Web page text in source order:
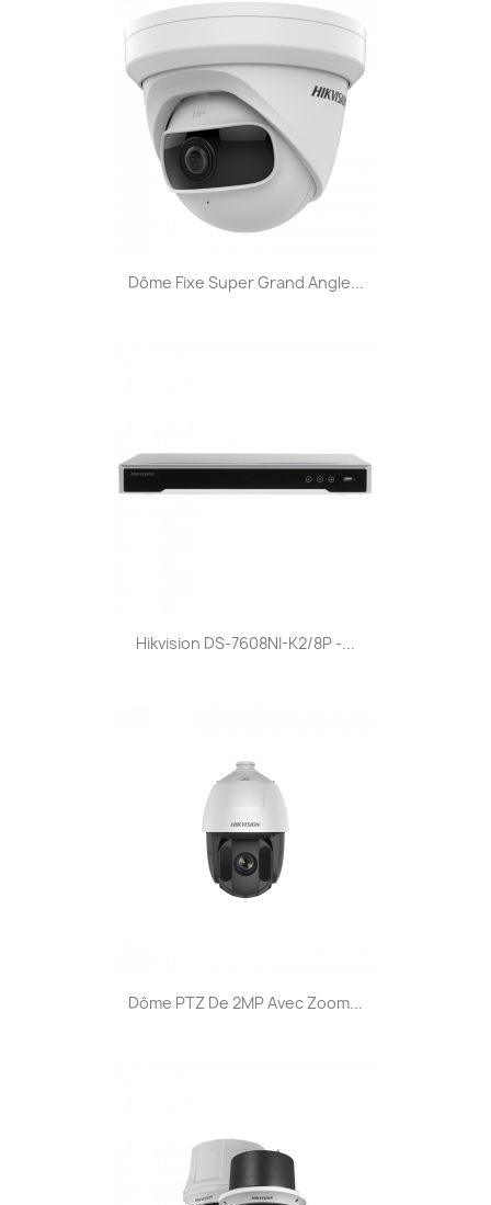
Dôme Fixe Super Grand Angle...
Hikvision DS-7608NI-K2/8P -...
Dôme PTZ De 2MP Avec Zoom...